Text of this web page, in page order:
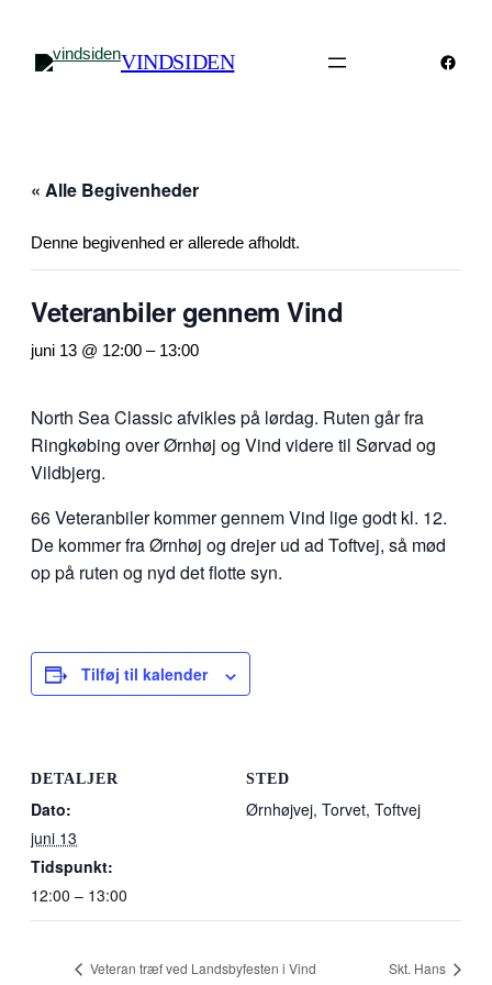
VINDSIDEN
« Alle Begivenheder
Denne begivenhed er allerede afholdt.
Veteranbiler gennem Vind
juni 13 @ 12:00 – 13:00
North Sea Classic afvikles på lørdag. Ruten går fra
Ringkøbing over Ørnhøj og Vind videre til Sørvad og
Vildbjerg.
66 Veteranbiler kommer gennem Vind lige godt kl. 12.
De kommer fra Ørnhøj og drejer ud ad Toftvej, så mød
op på ruten og nyd det flotte syn.
Tilføj til kalender
DETALJER
Dato:
juni 13
Tidspunkt:
12:00 – 13:00
STED
Ørnhøjvej, Torvet, Toftvej
Veteran træf ved Landsbyfesten i Vind Skt. Hans